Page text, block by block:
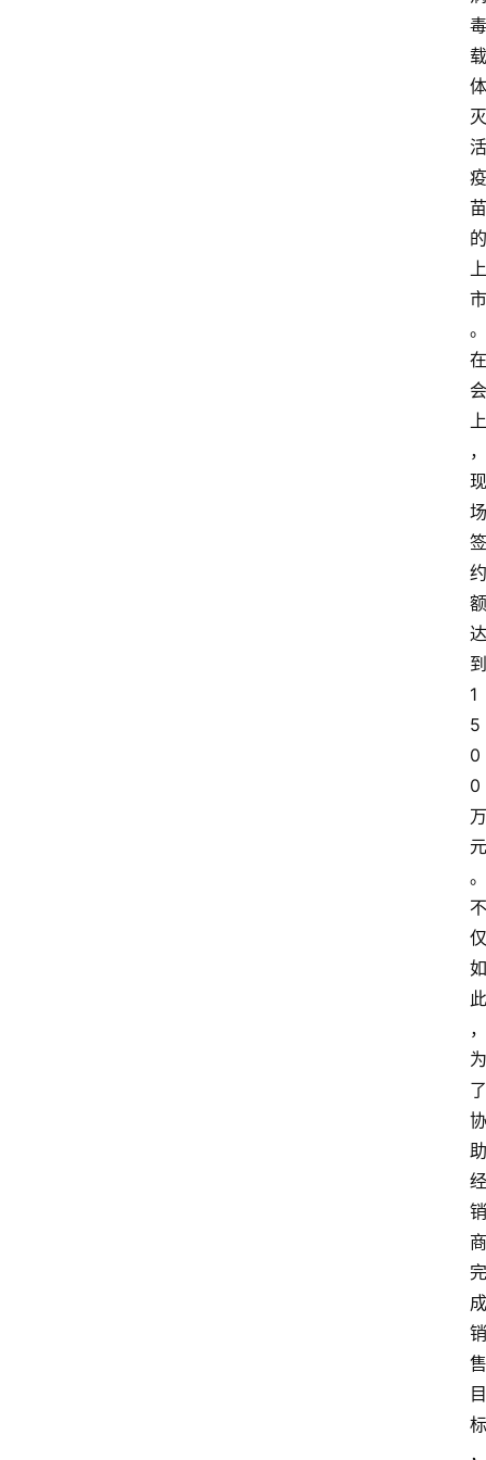
毒
载
体
灭
活
疫
苗
的
上
市
。
在
会
上
，
现
场
签
约
额
达
到
1
5
0
0
万
元
。
不
仅
如
此
，
为
了
协
助
经
销
商
完
成
销
售
目
标
，